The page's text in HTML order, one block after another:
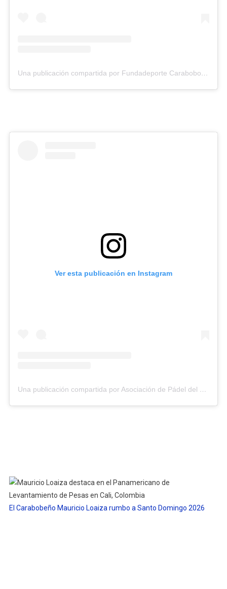
Una publicación compartida por Fundadeporte Carabobo (@fundadeporte)
Ver esta publicación en Instagram
Una publicación compartida por Asociación de Pádel del Estado Carabobo (@asopadelcarabobo)
El Carabobeño Mauricio Loaiza rumbo a Santo Domingo 2026